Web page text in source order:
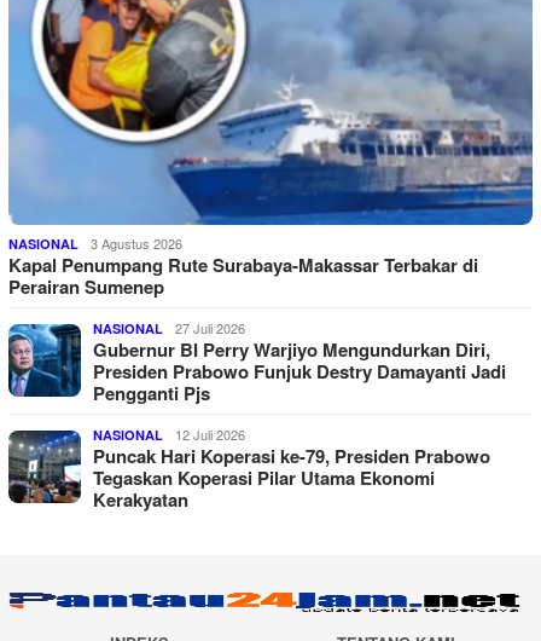
NASIONAL 3 Agustus 2026
Kapal Penumpang Rute Surabaya-Makassar Terbakar di
Perairan Sumenep
NASIONAL 27 Juli 2026
Gubernur BI Perry Warjiyo Mengundurkan Diri,
Presiden Prabowo Funjuk Destry Damayanti Jadi
Pengganti Pjs
NASIONAL 12 Juli 2026
Puncak Hari Koperasi ke-79, Presiden Prabowo
Tegaskan Koperasi Pilar Utama Ekonomi
Kerakyatan